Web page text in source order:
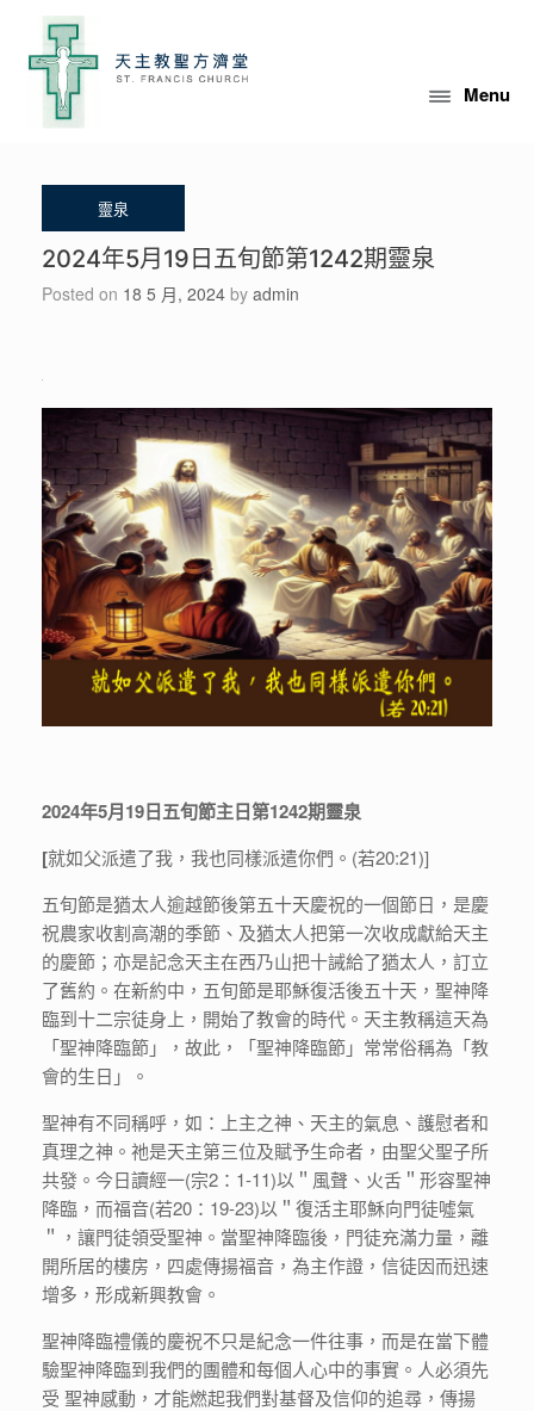
content
Menu
2024年5月19日五旬節第1242期靈泉
Posted on 18 5 月, 2024 by admin
2024年5月19日五旬節主日第1242期靈泉
[就如父派遣了我，我也同樣派遣你們。(若20:21)]
五旬節是猶太人逾越節後第五十天慶祝的一個節日，是慶
祝農家收割高潮的季節、及猶太人把第一次收成獻給天主
的慶節；亦是記念天主在西乃山把十誡給了猶太人，訂立
了舊約。在新約中，五旬節是耶穌復活後五十天，聖神降
臨到十二宗徒身上，開始了教會的時代。天主教稱這天為
「聖神降臨節」，故此，「聖神降臨節」常常俗稱為「教
會的生日」。
聖神有不同稱呼，如：上主之神、天主的氣息、護慰者和
真理之神。祂是天主第三位及賦予生命者，由聖父聖子所
共發。今日讀經一(宗2：1-11)以＂風聲、火舌＂形容聖神
降臨，而福音(若20：19-23)以＂復活主耶穌向門徒噓氣
＂，讓門徒領受聖神。當聖神降臨後，門徒充滿力量，離
開所居的樓房，四處傳揚福音，為主作證，信徒因而迅速
增多，形成新興教會。
聖神降臨禮儀的慶祝不只是紀念一件往事，而是在當下體
驗聖神降臨到我們的團體和每個人心中的事實。人必須先
受 聖神感動，才能燃起我們對基督及信仰的追尋，傳揚